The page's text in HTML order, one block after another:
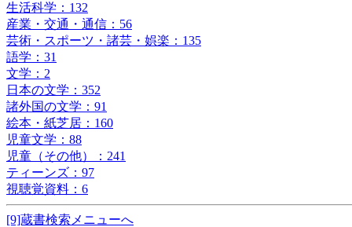
生活科学：132
産業・交通・通信：56
芸術・スポーツ・諸芸・娯楽：135
語学：31
文学：2
日本の文学：352
諸外国の文学：91
絵本・紙芝居：160
児童文学：88
児童（その他）：241
ティーンズ：97
視聴覚資料：6
[9]蔵書検索メニューへ